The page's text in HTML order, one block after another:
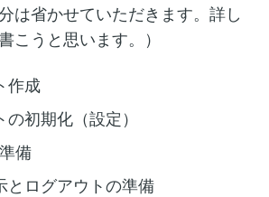
は省かせていただきます。詳し
こうと思います。）
作成
初期化（設定）
備
とログアウトの準備